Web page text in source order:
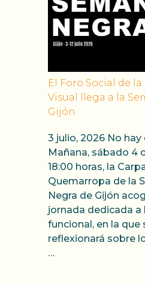
El Foro Social de
Visual llega a la
Gijón
3 julio, 2026 No
Mañana, sábado 4
18:00 horas, la
Quemarropa de la
Negra de Gijón
jornada dedicada a
funcional, en la que
reflexionará sobre
…